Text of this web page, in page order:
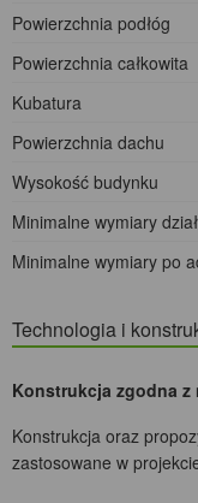
Powierzchnia podłóg
Powierzchnia całkowita
Kubatura
Powierzchnia dachu
Wysokość budynku
Minimalne wymiary
Minimalne wymiary po
Technologia i
Konstrukcja zgodna z
Konstrukcja oraz
zastosowane w